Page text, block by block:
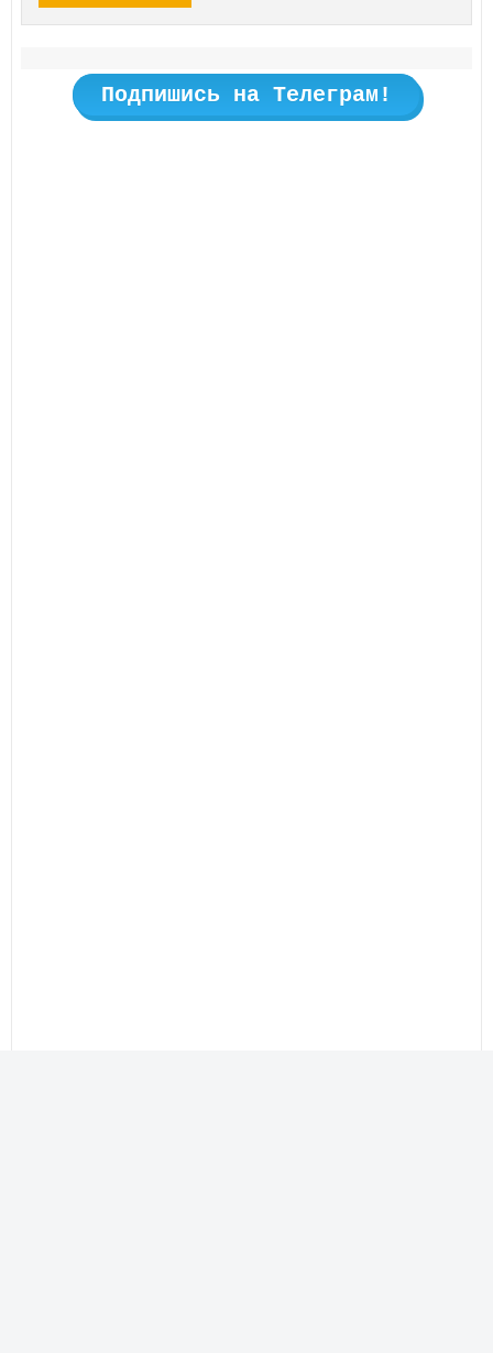
Подпишись на Телеграм!